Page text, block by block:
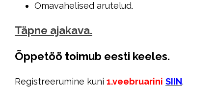
Omavahelised arutelud.
Täpne ajakava.
Õppetöö toimub eesti keeles.
Registreerumine kuni 1.veebruarini SIIN.